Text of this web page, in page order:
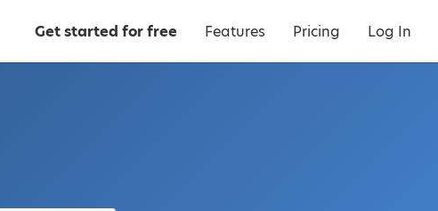
Get started for free Features Pricing Log In